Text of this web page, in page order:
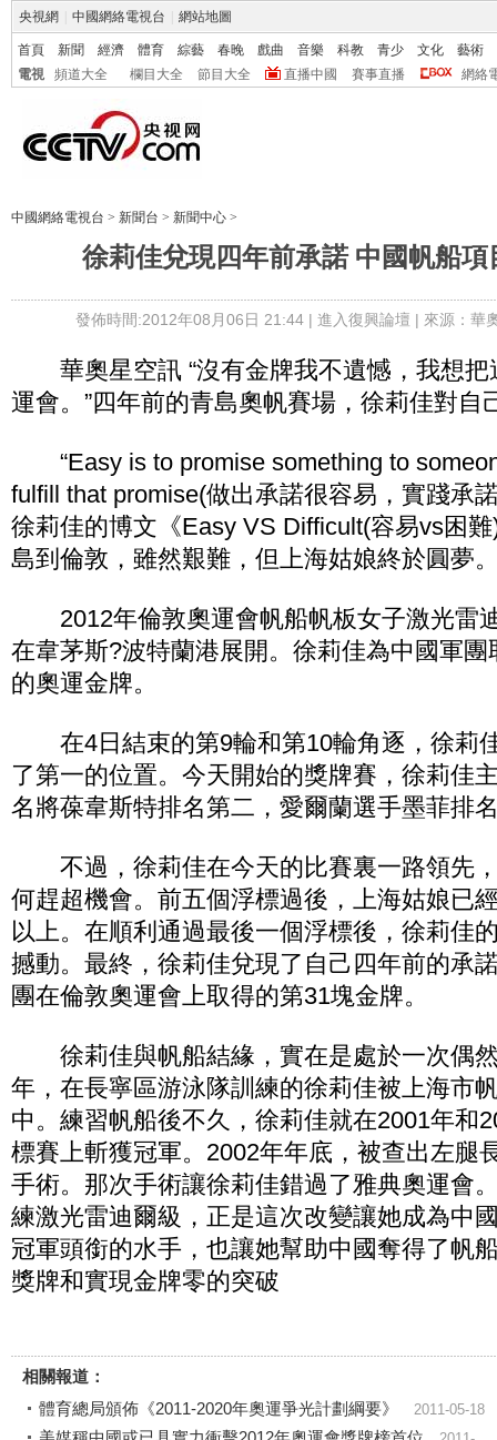
央視網 中國網絡電視台 網站地圖
首頁 新聞 經濟 體育 綜藝 春晚 戲曲 音樂 科教 青少 文化
藝術
電視
頻道大全 欄目大全 節目大全 直播中國 賽事直播 網絡
中國網絡電視台 > 新聞台 > 新聞中心 >
徐莉佳兌現四年前承諾 中國帆船項
發佈時間:2012年08月06日 21:44 | 進入復興論壇 | 來源：華
華奧星空訊 “沒有金牌我不遺憾，我想把
運會。”四年前的青島奧帆賽場，徐莉佳對自
“Easy is to promise something to
fulfill that promise(做出承諾很容易，實踐承
徐莉佳的博文《Easy VS Difficult(容易vs困
島到倫敦，雖然艱難，但上海姑娘終於圓夢
2012年倫敦奧運會帆船帆板女子激光雷
在韋茅斯?波特蘭港展開。徐莉佳為中國軍
的奧運金牌。
在4日結束的第9輪和第10輪角逐，徐莉
了第一的位置。今天開始的獎牌賽，徐莉佳
名將葆韋斯特排名第二，愛爾蘭選手墨菲排
不過，徐莉佳在今天的比賽裏一路領先
何趕超機會。前五個浮標過後，上海姑娘已
以上。在順利通過最後一個浮標後，徐莉佳
撼動。最終，徐莉佳兌現了自己四年前的承
團在倫敦奧運會上取得的第31塊金牌。
徐莉佳與帆船結緣，實在是處於一次偶
年，在長寧區游泳隊訓練的徐莉佳被上海市
中。練習帆船後不久，徐莉佳就在2001年和
標賽上斬獲冠軍。2002年年底，被查出左腿
手術。那次手術讓徐莉佳錯過了雅典奧運會
練激光雷迪爾級，正是這次改變讓她成為中
冠軍頭銜的水手，也讓她幫助中國奪得了帆
獎牌和實現金牌零的突破
相關報道：
體育總局頒佈《2011-2020年奧運爭光計劃綱要》
2011-05-18